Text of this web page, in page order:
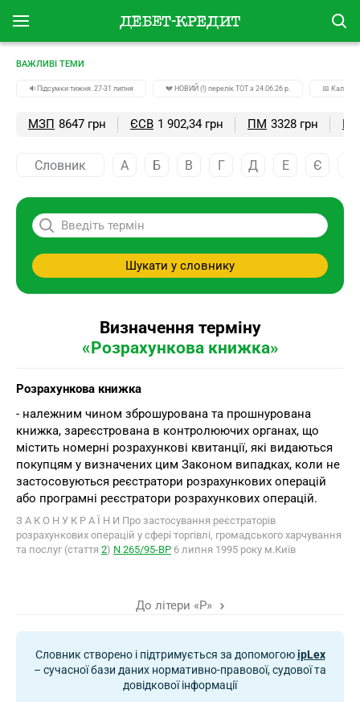
ВАЖЛИВІ ТЕМИ
🔉Підсумки тижня. 27-31 липня 💔 НОВИЙ (!) перелік ТОТ з 24.06.26 р. 📅
МЗП 8647 грн ЄСВ 1 902,34 грн ПМ 3328 грн
Словник А Б В Г Д Е Є
Шукати у словнику
Визначення терміну
«Розрахункова книжка»
Розрахункова книжка
- належним чином зброшурована та прошнурована
книжка, зареєстрована в контролюючих органах, що
містить номерні розрахункові квитанції, які видаються
покупцям у визначених цим Законом випадках, коли не
застосовуються реєстратори розрахункових операцій
або програмні реєстратори розрахункових операцій.
З А К О Н У К Р А Ї Н И Про застосування реєстраторів
розрахункових операцій у сфері торгівлі, громадського харчування
та послуг (стаття 2) N 265/95-ВР 6 липня 1995 року м.Київ
До літери «Р»
Словник створено і підтримується за допомогоюipLex
– сучасної бази даних нормативно-правової, судової та
довідкової інформації